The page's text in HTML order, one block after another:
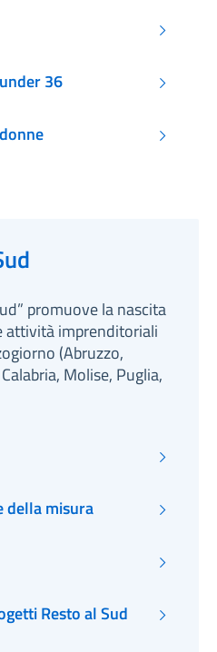
36
promuove la nascita
attività imprenditoriali
(Abruzzo,
Molise, Puglia,
della misura
Resto al Sud